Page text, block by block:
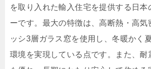
を取り入れた輸入住宅を提供する日本
ーです。最大の特徴は、高断熱・高気
ッシ3層ガラス窓を使用し、冬暖かく
環境を実現している点です。また、耐